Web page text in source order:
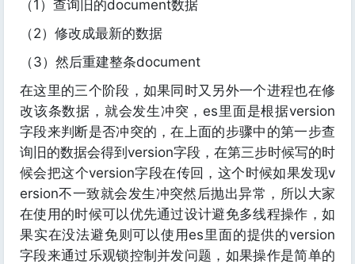
（1）查询旧的document数据
（2）修改成最新的数据
（3）然后重建整条document
在这里的三个阶段，如果同时又另外一个进程也在修
改该条数据，就会发生冲突，es里面是根据version
字段来判断是否冲突的，在上面的步骤中的第一步查
询旧的数据会得到version字段，在第三步时候写的时
候会把这个version字段在传回，这个时候如果发现v
ersion不一致就会发生冲突然后抛出异常，所以大家
在使用的时候可以优先通过设计避免多线程操作，如
果实在没法避免则可以使用es里面的提供的version
字段来通过乐观锁控制并发问题，如果操作是简单的